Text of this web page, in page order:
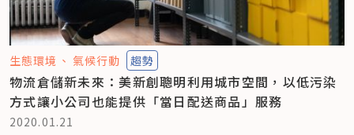
生態環境 氣候行動 趨勢
物流倉儲新未來：美新創聰明利用城市空間，以低污染
方式讓小公司也能提供「當日配送商品」服務
2020.01.21